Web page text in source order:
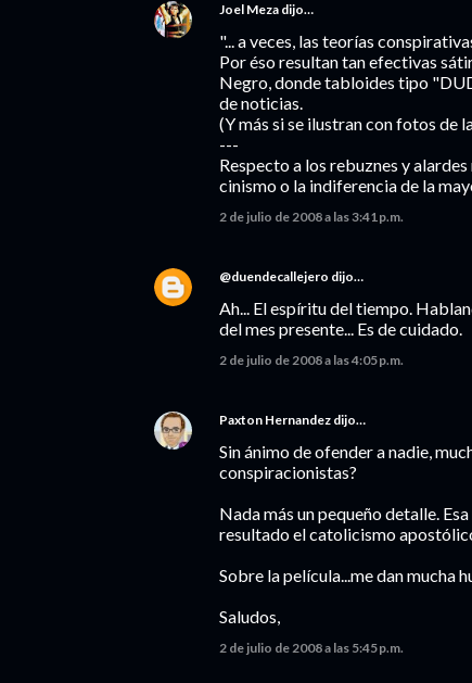
Joel Meza dijo…
"... a veces, las teorías
Por éso resultan tan efectivas
Negro, donde tabloides tipo
de noticias.
(Y más si se ilustran con fotos de
---
Respecto a los rebuznes y
cinismo o la indiferencia de la
2 de julio de 2008 a las 3:41 p.m.
@duendecallejero dijo…
Ah... El espíritu del tiempo.
del mes presente... Es de cuidado.
2 de julio de 2008 a las 4:05 p.m.
Paxton Hernandez dijo…
Sin ánimo de ofender a nadie,
conspiracionistas?
Nada más un pequeño detalle.
resultado el catolicismo
Sobre la película...me dan mucha
Saludos,
2 de julio de 2008 a las 5:45 p.m.